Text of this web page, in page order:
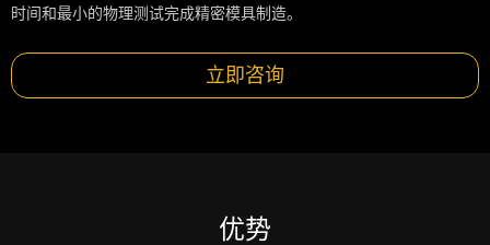
时间和最小的物理测试完成精密模具制造。
立即咨询
优势